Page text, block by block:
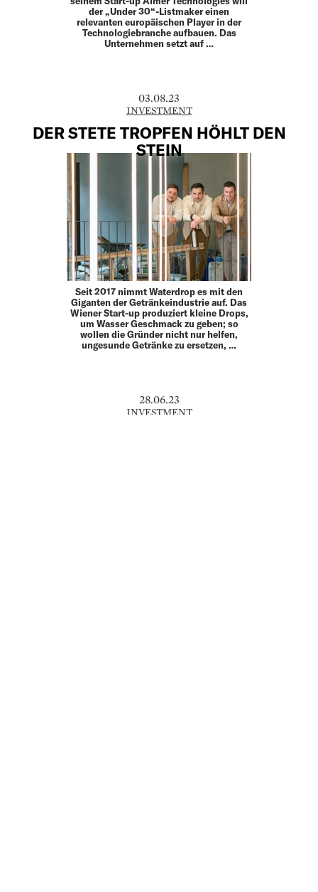
der „Under 30“-Listmaker einen
relevanten europäischen Player in der
Technologiebranche aufbauen. Das
Unternehmen setzt auf …
03.08.23
INVESTMENT
DER ­STETE TROPFEN HÖHLT DEN
STEIN
Seit 2017 nimmt Waterdrop es mit den
Giganten der Getränkeindustrie auf. Das
Wiener Start-up produziert kleine Drops,
um Wasser Geschmack zu geben; so
wollen die Gründer nicht nur helfen,
ungesunde Getränke zu ersetzen, …
28.06.23
INVESTMENT